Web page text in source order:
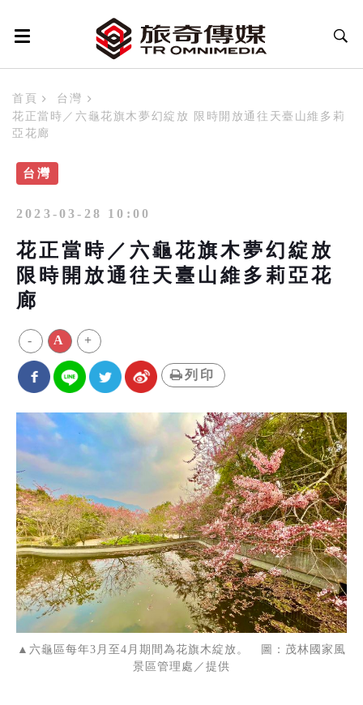
首頁
台灣
花正當時／六龜花旗木夢幻綻放 限時開放通往天臺山維多莉
亞花廊
台灣
2023-03-28 10:00
花正當時／六龜花旗木夢幻綻放
限時開放通往天臺山維多莉亞花
廊
- A +
列印
▲六龜區每年3月至4月期間為花旗木綻放。 圖：茂林國家風
景區管理處／提供